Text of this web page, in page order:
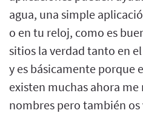
agua, una simple
o en tu reloj, como es
sitios la verdad tanto en
y es básicamente porque
existen muchas ahora
nombres pero también os